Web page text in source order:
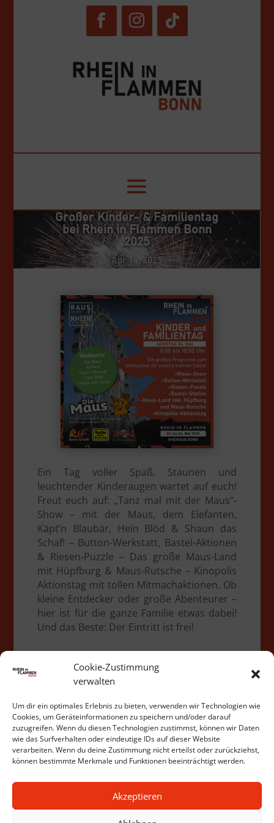
Cookie-Zustimmung
verwalten
Um dir ein optimales Erlebnis zu bieten, verwenden wir Technologien wie
Cookies, um Geräteinformationen zu speichern und/oder darauf
zuzugreifen. Wenn du diesen Technologien zustimmst, können wir Daten
wie das Surfverhalten oder eindeutige IDs auf dieser Website
verarbeiten. Wenn du deine Zustimmung nicht erteilst oder zurückziehst,
können bestimmte Merkmale und Funktionen beeinträchtigt werden.
Akzeptieren
Großer Kinder- & Familientag
bei Rhein in Flammen Bonn
2025
Apr. 14, 2025
Ein Tag voller Spaß, Staunen und
leuchtender Kinderaugen wartet auf euch!
Freut euch auf: „Tanz mal mit der Maus“-
Show – mit der Maus, dem Elefanten,
Käpt’n Blaubär, Hein Blöd & Shaun das
Schaf! – Button-Werkstatt, Bastel-Aktionen
& Riesen-Puzzle – Das große Maus-Land
mit Hüpfburg & Maus-Rutsche – Kinopolis
Aktionstag mit tollen Mitmachaktionen. Ob
kleine Entdecker oder große Abenteurer –
hier ist für die ganze Familie etwas dabei!
Und das Beste: Der Eintritt ist frei!
Alle News